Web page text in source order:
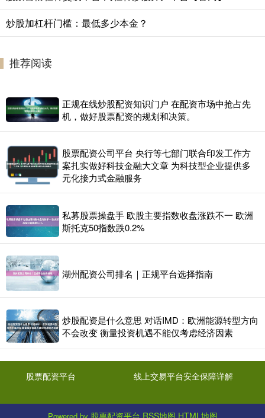
炒股加杠杆门槛：最低多少本金？
推荐阅读
正规在线炒股配资知识门户 在配资市场中抢占先
机，做好股票配资的规划和决策。
股票配资公司平台 央行等七部门联合印发工作方
案扎实做好科技金融大文章 为科技型企业提供多
元化接力式金融服务
私募股票操盘手 欧股主要指数收盘涨跌不一 欧洲
斯托克50指数跌0.2%
湖州配资公司排名｜正规平台选择指南
炒股配资是什么意思 对话IMD：欧洲能源转型方向
不会改变 衡量投资机遇不能仅考虑经济因素
股票配资平台 线上交易平台安全保障详解